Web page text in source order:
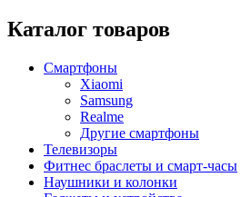
Каталог товаров
Смартфоны
Xiaomi
Samsung
Realme
Другие смартфоны
Телевизоры
Фитнес браслеты и смарт-часы
Наушники и колонки